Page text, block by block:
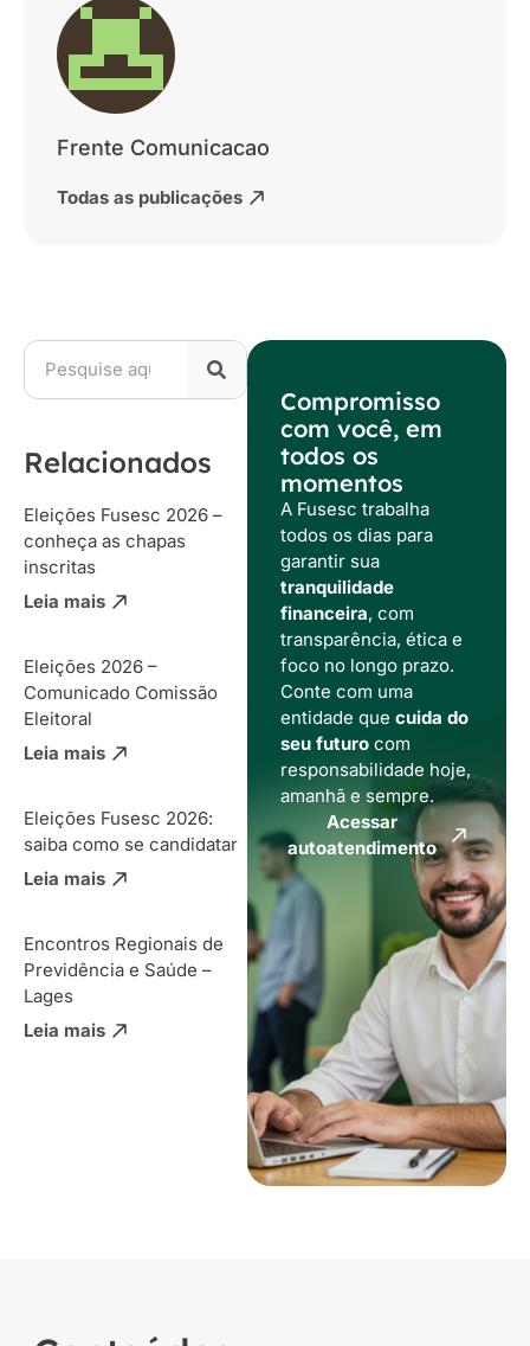
Frente Comunicacao
Todas as publicações
Relacionados
Eleições Fusesc 2026 –
conheça as chapas
inscritas
Leia mais
Eleições 2026 –
Comunicado Comissão
Eleitoral
Leia mais
Eleições Fusesc 2026:
saiba como se candidatar
Leia mais
Encontros Regionais de
Previdência e Saúde –
Lages
Leia mais
Compromisso
com você, em
todos os
momentos
A Fusesc trabalha
todos os dias para
garantir sua
tranquilidade
financeira, com
transparência, ética e
foco no longo prazo.
Conte com uma
entidade que cuida do
seu futurocom
responsabilidade hoje,
amanhã e sempre.
Acessar
autoatendimento